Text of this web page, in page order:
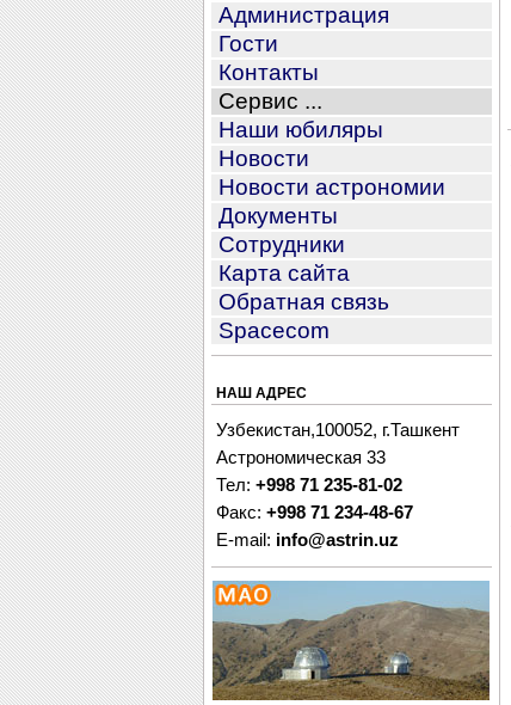
Администрация
Гости
Контакты
Сервис ...
Наши юбиляры
Новости
Новости астрономии
Документы
Сотрудники
Карта сайта
Обратная связь
Spacecom
НАШ АДРЕС
Узбекистан,100052, г.Ташкент
Астрономическая 33
Тел: +998 71 235-81-02
Факс: +998 71 234-48-67
E-mail: info@astrin.uz